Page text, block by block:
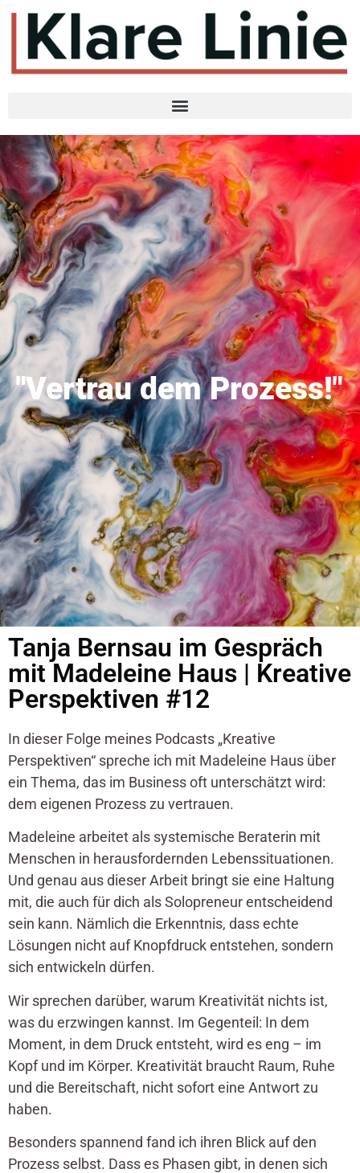
"Vertrau dem Prozess!"
Tanja Bernsau im Gespräch
mit Madeleine Haus | Kreative
Perspektiven #12
In dieser Folge meines Podcasts „Kreative
Perspektiven“ spreche ich mit Madeleine Haus über
ein Thema, das im Business oft unterschätzt wird:
dem eigenen Prozess zu vertrauen.
Madeleine arbeitet als systemische Beraterin mit
Menschen in herausfordernden Lebenssituationen.
Und genau aus dieser Arbeit bringt sie eine Haltung
mit, die auch für dich als Solopreneur entscheidend
sein kann. Nämlich die Erkenntnis, dass echte
Lösungen nicht auf Knopfdruck entstehen, sondern
sich entwickeln dürfen.
Wir sprechen darüber, warum Kreativität nichts ist,
was du erzwingen kannst. Im Gegenteil: In dem
Moment, in dem Druck entsteht, wird es eng – im
Kopf und im Körper. Kreativität braucht Raum, Ruhe
und die Bereitschaft, nicht sofort eine Antwort zu
haben.
Besonders spannend fand ich ihren Blick auf den
Prozess selbst. Dass es Phasen gibt, in denen sich